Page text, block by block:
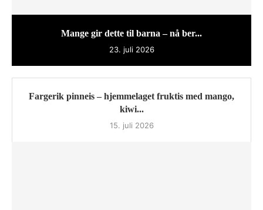
Mange gir dette til barna – nå ber...
23. juli 2026
Fargerik pinneis – hjemmelaget fruktis med mango,
kiwi...
15. juli 2026